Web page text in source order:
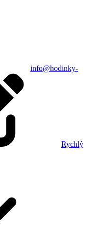
info@hodinky-
Rychlý